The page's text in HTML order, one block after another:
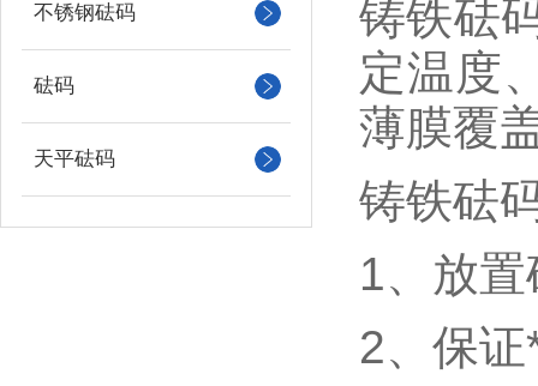
不锈钢砝码
砝码
天平砝码
铸铁砝
定温度
薄膜覆
铸铁砝
1、放
2、保